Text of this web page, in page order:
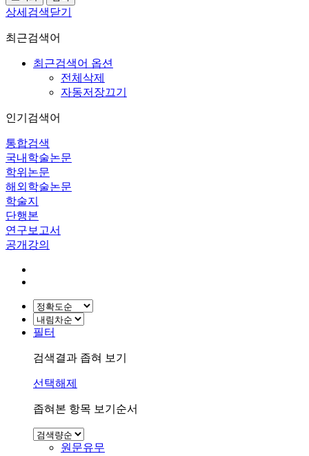
상세검색닫기
최근검색어
최근검색어 옵션
전체삭제
자동저장끄기
인기검색어
통합검색
국내학술논문
학위논문
해외학술논문
학술지
단행본
연구보고서
공개강의
필터
검색결과 좁혀 보기
선택해제
좁혀본 항목 보기순서
원문유무